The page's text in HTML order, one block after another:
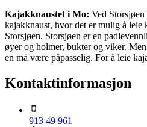
Kajakknaustet i Mo: Ved
kajakknaust, hvor det er mulig å leie
Storsjøen. Storsjøen er en
øyer og holmer, bukter og viker.
en må være påpasselig. For å leie
Kontaktinformasjon
913 49 961